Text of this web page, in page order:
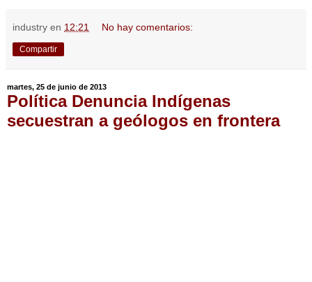
industry en 12:21 No hay comentarios:
Compartir
martes, 25 de junio de 2013
Política Denuncia Indígenas
secuestran a geólogos en frontera